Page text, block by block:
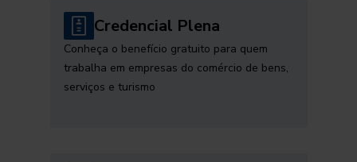
Credencial Plena
Conheça o benefício gratuito para quem
trabalha em empresas do comércio de bens,
serviços e turismo